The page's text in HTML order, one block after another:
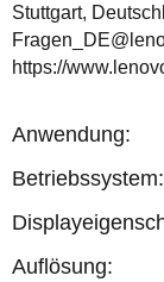
Stuttgart,
https://
Wert
Anwendung:
Betriebssystem:
Auflösung: